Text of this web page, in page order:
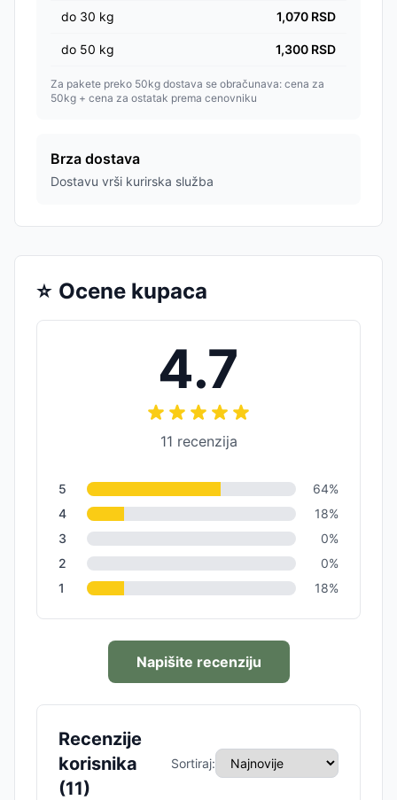
do 30 kg 1,070 RSD
do 50 kg 1,300 RSD
Za pakete preko 50kg dostava se obračunava: cena za
50kg + cena za ostatak prema cenovniku
Brza dostava
Dostavu vrši kurirska služba
⭐ Ocene kupaca
4.7
11 recenzija
5 64%
4
18%
3
0%
2
0%
1
18%
Napišite recenziju
Recenzije
korisnika
(11)
Sortiraj: